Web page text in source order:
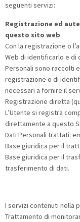
seguenti servizi:
Registrazione ed
questo sito web
Con la registrazione o
Web di identificarlo e di
Personali sono raccolti
registrazione o di
necessari a fornire il
Registrazione diretta
L’Utente si registra
direttamente a questo
Dati Personali trattati:
Base giuridica per il
Base giuridica per il
trasferimento di dati.
I servizi contenuti nella
Trattamento di